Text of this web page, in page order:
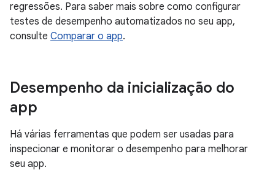
regressões. Para saber mais sobre como configurar
testes de desempenho automatizados no seu app,
consulte Comparar o app.
Desempenho da inicialização do
app
Há várias ferramentas que podem ser usadas para
inspecionar e monitorar o desempenho para melhorar
seu app.